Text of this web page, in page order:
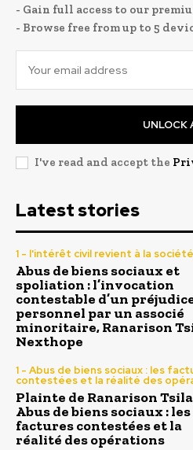
- Gain full access to our
- Browse free from up to 5
UNLOCK
I've read and accept the
Latest stories
1 - l'intérêt civil revient à la société
Abus de biens sociaux et
spoliation : l’invocation
contestable d’un
personnel par un associé
minoritaire, Ranarison
Nexthope
1 - Abus de biens sociaux : les
contestées et la réalité des
Plainte de Ranarison
Abus de biens sociaux : les
factures contestées et la
réalité des opérations